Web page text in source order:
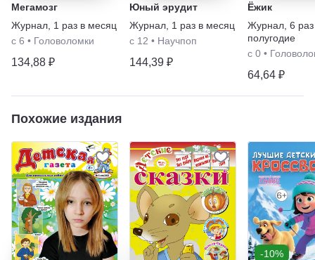
Мегамозг
Журнал 1 раз в месяц
с 6 • Головоломки
134,88 ₽
Юный эрудит
Журнал 1 раз в месяц
с 12 • Научпоп
144,39 ₽
Ёжик
Журнал 6
полугодие
с 0 •
64,64 ₽
Похожие издания
-10%